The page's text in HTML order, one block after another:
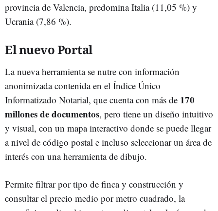
provincia de Valencia, predomina Italia (11,05 %) y
Ucrania (7,86 %).
El nuevo Portal
La nueva herramienta se nutre con información
anonimizada contenida en el Índice Único
Informatizado Notarial, que cuenta con más de 170
millones de documentos, pero tiene un diseño intuitivo
y visual, con un mapa interactivo donde se puede llegar
a nivel de código postal e incluso seleccionar un área de
interés con una herramienta de dibujo.
Permite filtrar por tipo de finca y construcción y
consultar el precio medio por metro cuadrado, la